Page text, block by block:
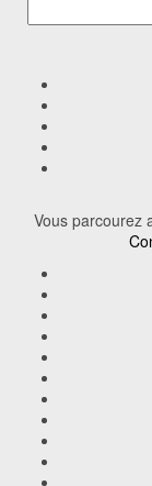
Vous parcourez